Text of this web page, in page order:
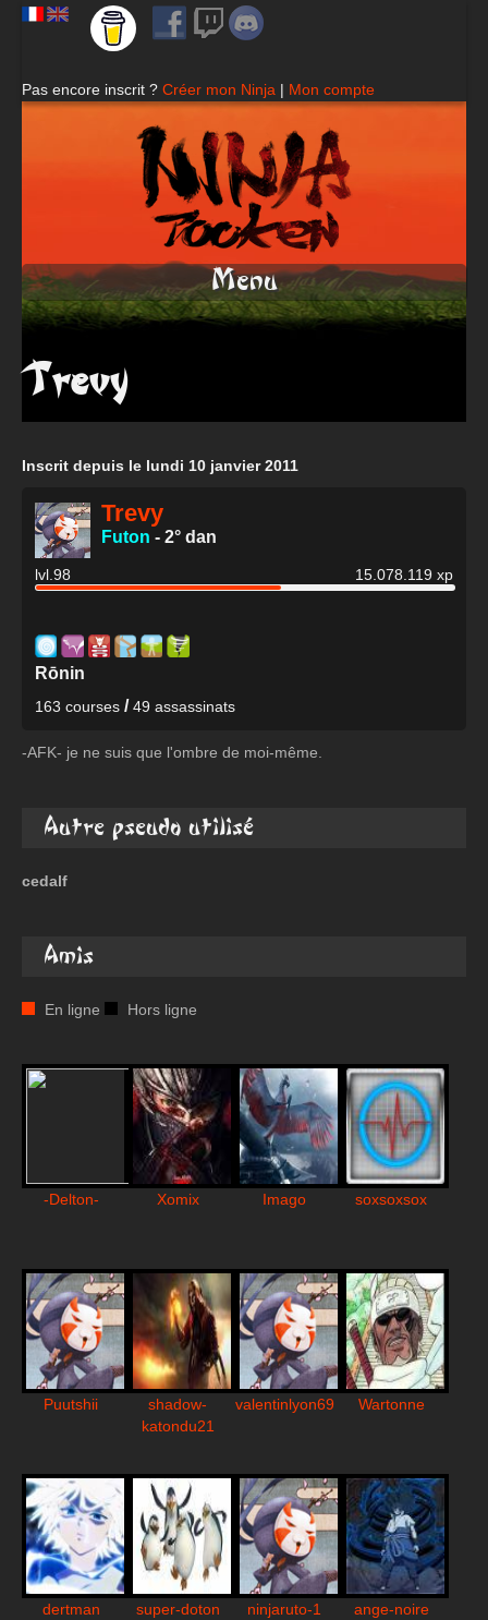
Pas encore inscrit ? Créer mon Ninja | Mon compte
Menu
Trevy
Inscrit depuis le lundi 10 janvier 2011
Trevy
Futon - 2° dan
lvl.98 15.078.119 xp
Rōnin
163 courses /49 assassinats
-AFK- je ne suis que l'ombre de moi-même.
Autre pseudo utilisé
cedalf
Amis
En ligne Hors ligne
-Delton- Xomix Imago soxsoxsox
Puutshii
shadow-
katondu21
valentinlyon69 Wartonne
dertman super-doton ninjaruto-1 ange-noire